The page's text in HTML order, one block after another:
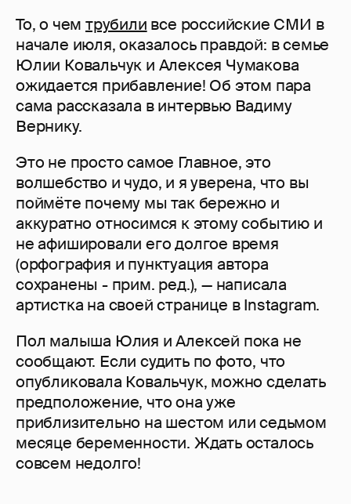
То, о чемтрубили все российские СМИ в
начале июля, оказалось правдой: в семье
Юлии Ковальчук и Алексея Чумакова
ожидается прибавление! Об этом пара
сама рассказала в интервью Вадиму
Вернику.
Это не просто самое Главное, это
волшебство и чудо, и я уверена, что вы
поймёте почему мы так бережно и
аккуратно относимся к этому событию и
не афишировали его долгое время
(орфография и пунктуация автора
сохранены - прим. ред.), — написала
артистка на своей странице в Instagram.
Пол малыша Юлия и Алексей пока не
сообщают. Если судить по фото, что
опубликовала Ковальчук, можно сделать
предположение, что она уже
приблизительно на шестом или седьмом
месяце беременности. Ждать осталось
совсем недолго!